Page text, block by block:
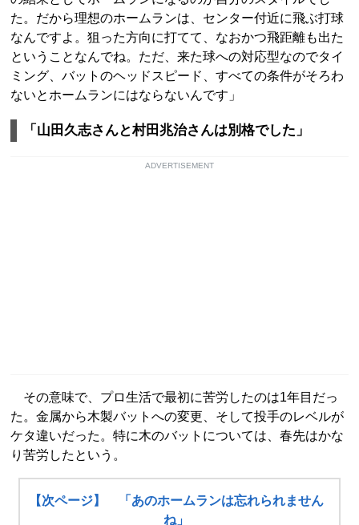
た。だから理想のホームランは、センター付近に飛ぶ打球
なんですよ。狙った方向に打てて、なおかつ飛距離も出た
ということなんでね。ただ、来た球への対応型なのでタイ
ミング、バットのヘッドスピード、すべての条件がそろわ
ないとホームランにはならないんです」
「山田久志さんと村田兆治さんは別格でした」
ADVERTISEMENT
その意味で、プロ生活で最初に苦労したのは1年目だっ
た。金属から木製バットへの変更、そして投手のレベルが
ケタ違いだった。特に木のバットについては、春先はかな
り苦労したという。
【次ページ】 「あのホームランは忘れられません
ね」